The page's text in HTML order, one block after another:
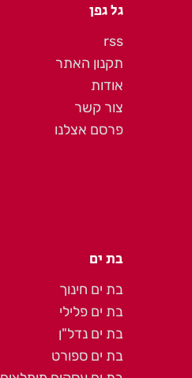
גל גפן
rss
תקנון האתר
אודות
צור קשר
פרסם אצלנו
בת ים
בת ים חינוך
בת ים פלילי
בת ים נדל"ן
בת ים ספורט